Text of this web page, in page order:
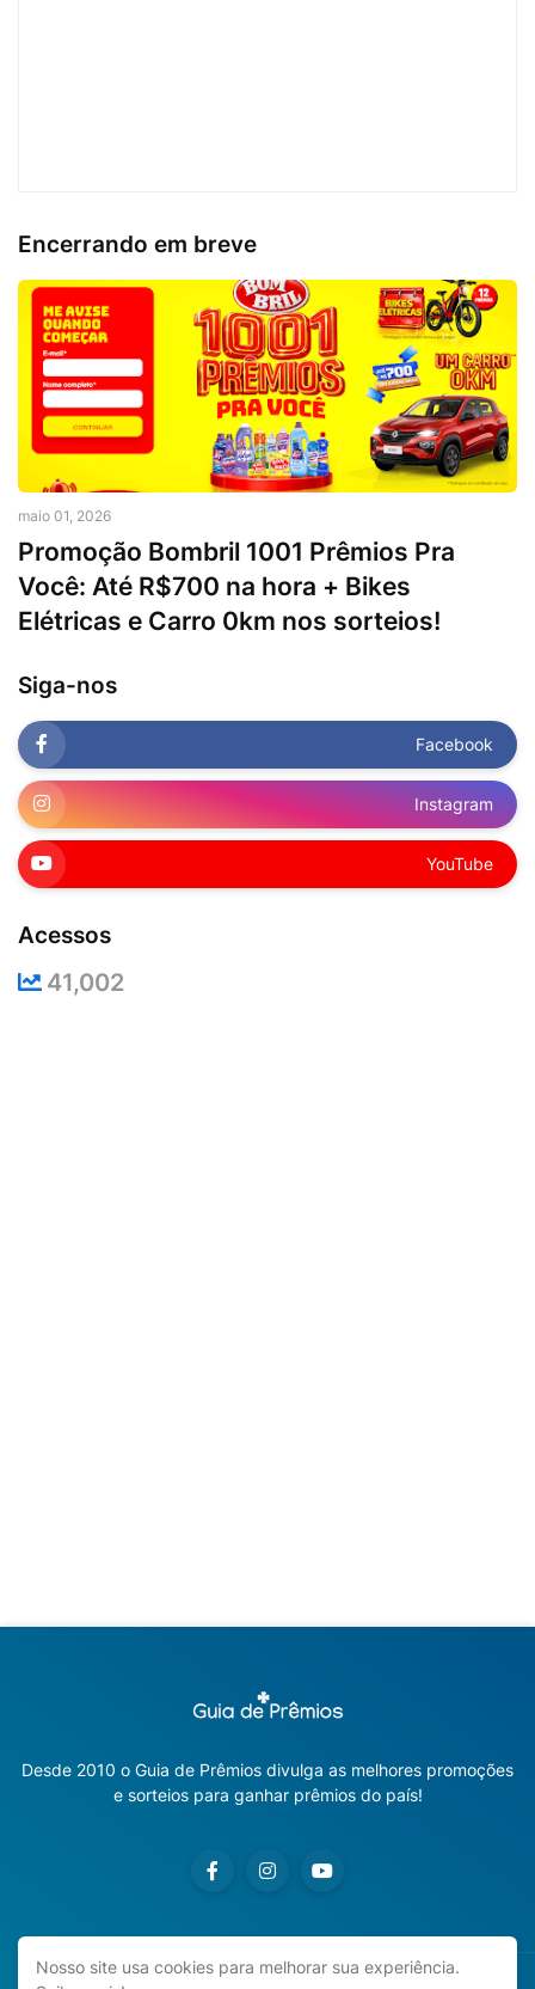
Encerrando em breve
maio 01, 2026
Promoção Bombril 1001 Prêmios Pra
Você: Até R$700 na hora + Bikes
Elétricas e Carro 0km nos sorteios!
Siga-nos
Facebook
Instagram
YouTube
Acessos
41,002
Desde 2010 o Guia de Prêmios divulga as melhores promoções
e sorteios para ganhar prêmios do país!
Nosso site usa cookies para melhorar sua experiência.